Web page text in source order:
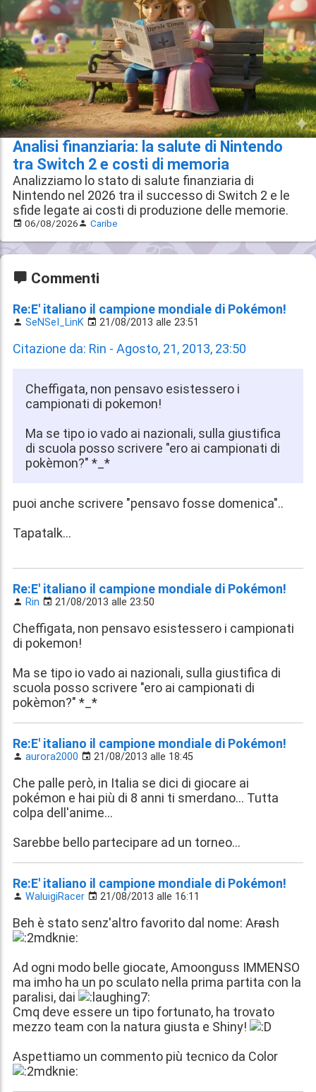
Analisi finanziaria: la salute di Nintendo
tra Switch 2 e costi di memoria
Analizziamo lo stato di salute finanziaria di
Nintendo nel 2026 tra il successo di Switch 2 e le
sfide legate ai costi di produzione delle memorie.
06/08/2026 Caribe
Commenti
Re:E' italiano il campione mondiale di Pokémon!
SeNSeI_LinK 21/08/2013 alle 23:51
Citazione da: Rin - Agosto, 21, 2013, 23:50
Cheffigata, non pensavo esistessero i
campionati di pokemon!
Ma se tipo io vado ai nazionali, sulla giustifica
di scuola posso scrivere "ero ai campionati di
pokèmon?" *_*
puoi anche scrivere "pensavo fosse domenica"..
Tapatalk...
Re:E' italiano il campione mondiale di Pokémon!
Rin 21/08/2013 alle 23:50
Cheffigata, non pensavo esistessero i campionati
di pokemon!
Ma se tipo io vado ai nazionali, sulla giustifica di
scuola posso scrivere "ero ai campionati di
pokèmon?" *_*
Re:E' italiano il campione mondiale di Pokémon!
aurora2000 21/08/2013 alle 18:45
Che palle però, in Italia se dici di giocare ai
pokémon e hai più di 8 anni ti smerdano... Tutta
colpa dell'anime...
Sarebbe bello partecipare ad un torneo...
Re:E' italiano il campione mondiale di Pokémon!
WaluigiRacer 21/08/2013 alle 16:11
Beh è stato senz'altro favorito dal nome: Arash
Ad ogni modo belle giocate, Amoonguss IMMENSO
ma imho ha un po sculato nella prima partita con la
paralisi, dai
Cmq deve essere un tipo fortunato, ha trovato
mezzo team con la natura giusta e Shiny!
Aspettiamo un commento più tecnico da Color